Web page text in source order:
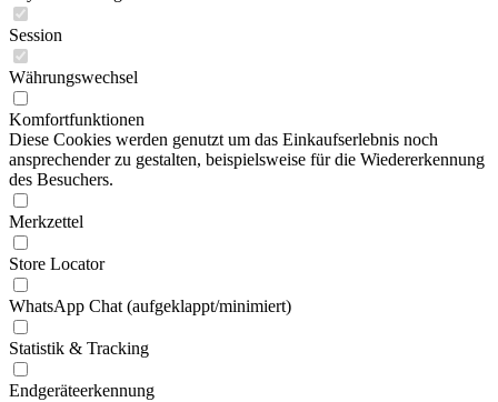
Session
Währungswechsel
Komfortfunktionen
Diese Cookies werden genutzt um das Einkaufserlebnis noch
ansprechender zu gestalten, beispielsweise für die Wiedererkennung
des Besuchers.
Merkzettel
Store Locator
WhatsApp Chat (aufgeklappt/minimiert)
Statistik & Tracking
Endgeräteerkennung